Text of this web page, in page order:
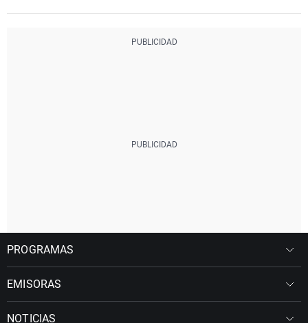
PROGRAMAS
EMISORAS
NOTICIAS